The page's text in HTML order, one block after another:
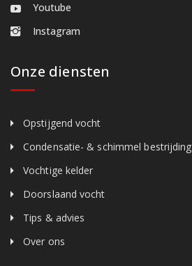
Youtube
Instagram
Onze diensten
Opstijgend vocht
Condensatie- & schimmel bestrijding
Vochtige kelder
Doorslaand vocht
Tips & advies
Over ons